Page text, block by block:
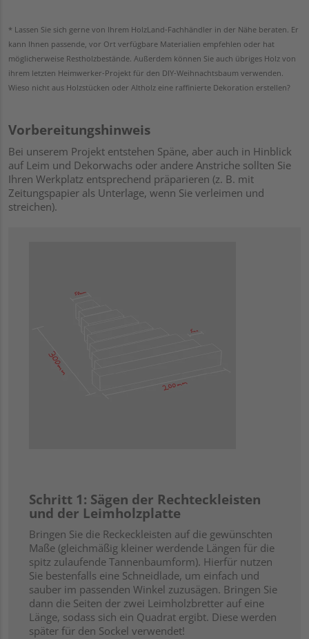
* Lassen Sie sich gerne von Ihrem HolzLand-Fachhändler in der Nähe beraten. Er
kann Ihnen passende, vor Ort verfügbare Materialien empfehlen oder hat
möglicherweise Restholzbestände. Außerdem können Sie auch übriges Holz von
ihrem letzten Heimwerker-Projekt für den DIY-Weihnachtsbaum verwenden.
Wieso nicht aus Holzstücken oder Altholz eine raffinierte Dekoration erstellen?
Vorbereitungshinweis
Bei unserem Projekt entstehen Späne, aber auch in Hinblick
auf Leim und Dekorwachs oder andere Anstriche sollten Sie
Ihren Werkplatz entsprechend präparieren (z. B. mit
Zeitungspapier als Unterlage, wenn Sie verleimen und
streichen).
Schritt 1: Sägen der Rechteckleisten
und der Leimholzplatte
Bringen Sie die Reckeckleisten auf die gewünschten
Maße (gleichmäßig kleiner werdende Längen für die
spitz zulaufende Tannenbaumform). Hierfür nutzen
Sie bestenfalls eine Schneidlade, um einfach und
sauber im passenden Winkel zuzusägen. Bringen Sie
dann die Seiten der zwei Leimholzbretter auf eine
Länge, sodass sich ein Quadrat ergibt. Diese werden
später für den Sockel verwendet!